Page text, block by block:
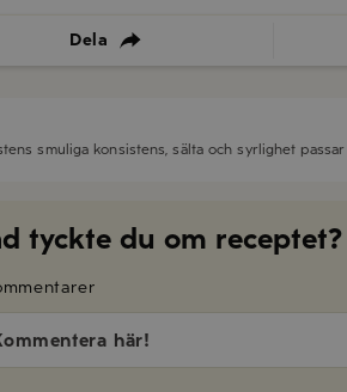
Dela
smuliga konsistens, sälta och syrlighet
tyckte du om receptet?
här!